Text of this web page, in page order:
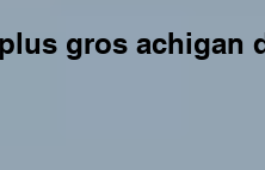
gros achigan